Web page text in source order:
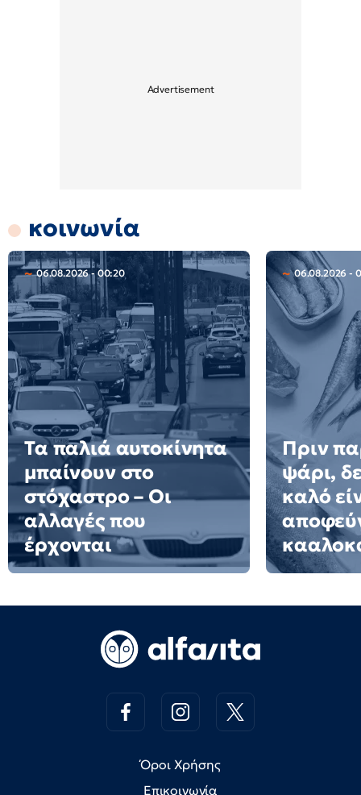
κοινωνία
06.08.2026 - 00:20
Τα παλιά αυτοκίνητα
μπαίνουν στο
στόχαστρο – Οι
αλλαγές που
έρχονται
06.08.2026 -
Πριν
ψάρι,
καλό
Όροι Χρήσης
Επικοινωνία